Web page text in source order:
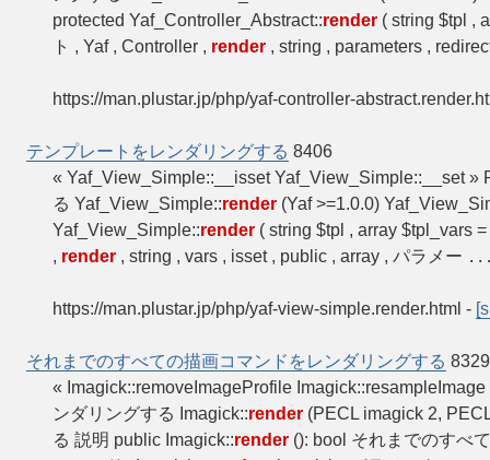
protected Yaf_Controller_Abstract::render ( string $tpl ,
ト , Yaf , Controller , render , string , parameters ,
https://man.plustar.jp/php/yaf-controller-
テンプレートをレンダリングする 8406
« Yaf_View_Simple::__isset Yaf_View_Simple::__set
る Yaf_View_Simple::render (Yaf >=1.0.0)
Yaf_View_Simple::render ( string $tpl , array $tpl_vars
, render , string , vars , isset , public , array , パラメー
https://man.plustar.jp/php/yaf-view-simple.render.html -
それまでのすべての描画コマンドをレンダリングする 8329
« Imagick::removeImageProfile
ンダリングする Imagick::render (PECL imagick 2,
る 説明 public Imagick::render (): bool それまでのすべ